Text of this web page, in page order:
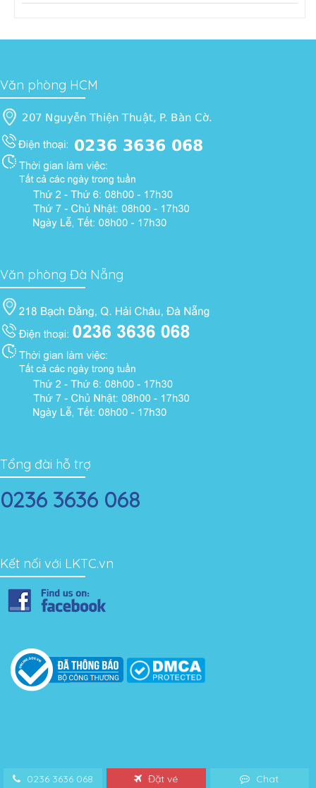
Văn phòng HCM
Văn phòng Đà Nẵng
Tổng đài hỗ trợ
0236 3636 068
Kết nối với LKTC.vn
0236 3636 068 Đặt vé Chat